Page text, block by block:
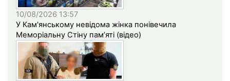
10/08/2026 13:57
У Кам'янському невідома жінка понівечила
Меморіальну Стіну пам’яті (відео)